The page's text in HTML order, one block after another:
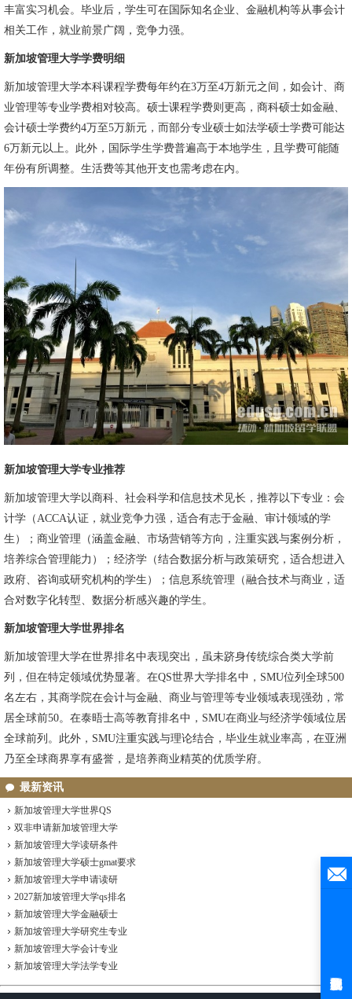
丰富实习机会。毕业后，学生可在国际知名企业、金融机构等从事会计
相关工作，就业前景广阔，竞争力强。
新加坡管理大学学费明细
新加坡管理大学本科课程学费每年约在3万至4万新元之间，如会计、商
业管理等专业学费相对较高。硕士课程学费则更高，商科硕士如金融、
会计硕士学费约4万至5万新元，而部分专业硕士如法学硕士学费可能达
6万新元以上。此外，国际学生学费普遍高于本地学生，且学费可能随
年份有所调整。生活费等其他开支也需考虑在内。
新加坡管理大学专业推荐
新加坡管理大学以商科、社会科学和信息技术见长，推荐以下专业：会
计学（ACCA认证，就业竞争力强，适合有志于金融、审计领域的学
生）；商业管理（涵盖金融、市场营销等方向，注重实践与案例分析，
培养综合管理能力）；经济学（结合数据分析与政策研究，适合想进入
政府、咨询或研究机构的学生）；信息系统管理（融合技术与商业，适
合对数字化转型、数据分析感兴趣的学生。
新加坡管理大学世界排名
新加坡管理大学在世界排名中表现突出，虽未跻身传统综合类大学前
列，但在特定领域优势显著。在QS世界大学排名中，SMU位列全球500
名左右，其商学院在会计与金融、商业与管理等专业领域表现强劲，常
居全球前50。在泰晤士高等教育排名中，SMU在商业与经济学领域位居
全球前列。此外，SMU注重实践与理论结合，毕业生就业率高，在亚洲
乃至全球商界享有盛誉，是培养商业精英的优质学府。
最新资讯
新加坡管理大学世界QS
双非申请新加坡管理大学
新加坡管理大学读研条件
新加坡管理大学硕士gmat要求
新加坡管理大学申请读研
2027新加坡管理大学qs排名
新加坡管理大学金融硕士
新加坡管理大学研究生专业
新加坡管理大学会计专业
新加坡管理大学法学专业